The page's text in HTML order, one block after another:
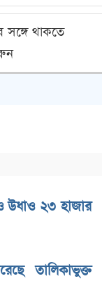
সঙ্গে থাকতে
উধাও ২৩ হাজার
তালিকাভুক্ত